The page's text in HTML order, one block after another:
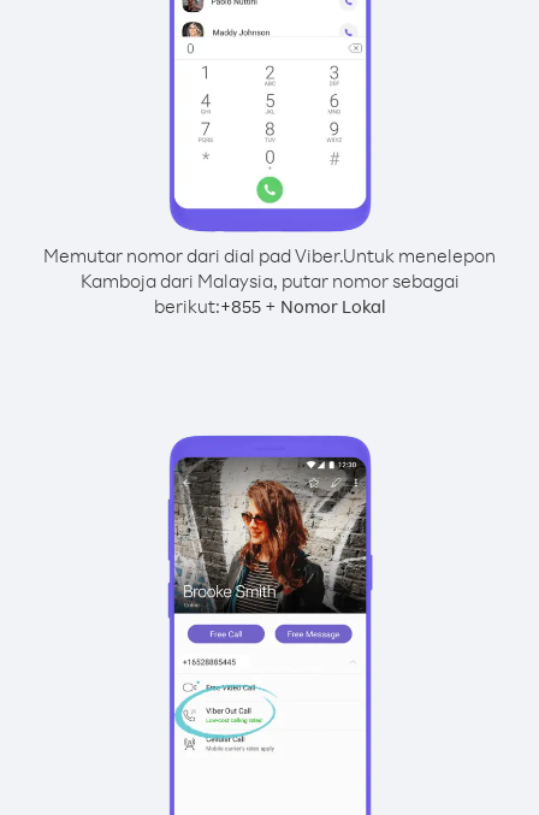
Memutar nomor dari dial pad Viber.Untuk menelepon
Kamboja dari Malaysia, putar nomor sebagai
berikut:+855+ Nomor Lokal